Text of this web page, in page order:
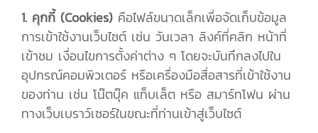
1. คุกกี้ (Cookies) คือไฟล์ขนาดเล็กเพื่อจัดเก็บข้อมูล
การเข้าใช้งานเว็บไซต์ เช่น วันเวลา ลิงค์ที่คลิก หน้าที่
เข้าชม เงื่อนไขการตั้งค่าต่าง ๆ โดยจะบันทึกลงไปใน
อุปกรณ์คอมพิวเตอร์ หรือเครื่องมือสื่อสารที่เข้าใช้งาน
ของท่าน เช่น โน๊ตบุ๊ค แท็บเล็ต หรือ สมาร์ทโฟน ผ่าน
ทางเว็บเบราว์เซอร์ในขณะที่ท่านเข้าสู่เว็บไซต์